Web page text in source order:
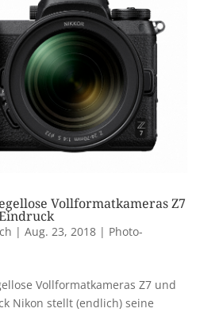
Vollformatkameras Z7
| Aug. 23, 2018| Photo-
Vollformatkameras Z7 und
Nikon stellt (endlich) seine